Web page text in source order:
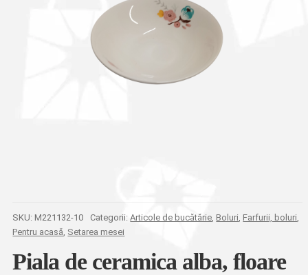
SKU: M221132-10 Categorii:Articole de bucătărie, Boluri, Farfurii, boluri,
Pentru acasă, Setarea mesei
Piala de ceramica alba, floare